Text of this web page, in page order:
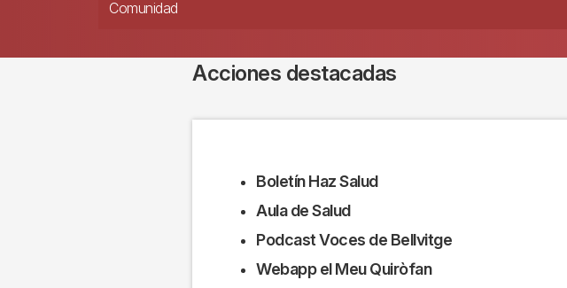
Comunidad
Acciones destacadas
Boletín Haz Salud
Aula de Salud
Podcast Voces de Bellvitge
Webapp el Meu Quiròfan